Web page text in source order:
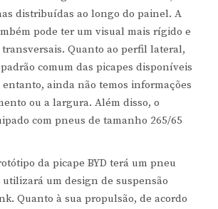
distribuídas ao longo do painel. A
pode ter um visual mais rígido e
Quanto ao perfil lateral,
comum das picapes disponíveis
entanto, ainda não temos informações
ou a largura. Além disso, o
com pneus de tamanho 265/65
da picape BYD terá um pneu
um design de suspensão
Quanto à sua propulsão, de acordo